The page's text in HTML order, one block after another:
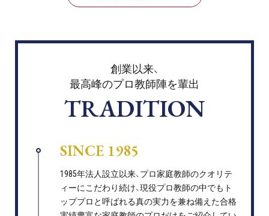
創業以来、
最高峰のプロ教師陣を輩出
TRADITION
SINCE 1985
1985年法人設立以来、プロ家庭教師のクオリテ
ィーにこだわり続け、現役プロ教師の中でもト
ッププロと呼ばれる真の実力を兼ね備えた合格